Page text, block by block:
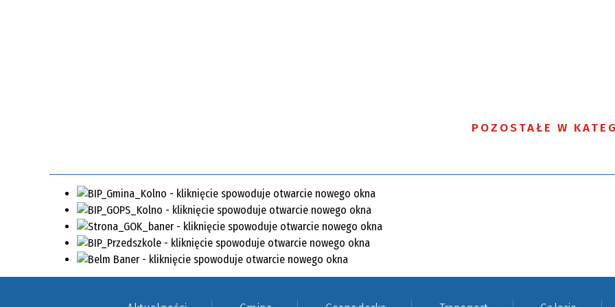
POZOSTAŁE W